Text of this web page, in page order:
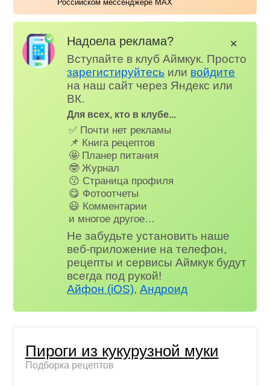
Российском мессенджере MAX
Надоела реклама?
Вступайте в клуб Аймкук. Просто
зарегистируйтесь или войдите
на наш сайт через Яндекс или
ВК.
Для всех, кто в клубе...
✅ Почти нет рекламы
📌 Книга рецептов
🤩 Планер питания
🤓 Журнал
😗 Страница профиля
😋 Фотоотчеты
😃 Комментарии
и многое другое…
Не забудьте установить наше
веб-приложение на телефон,
рецепты и сервисы Аймкук будут
всегда под рукой!
Айфон (iOS),Андроид
✕
Пироги из кукурузной муки
Подборка рецептов